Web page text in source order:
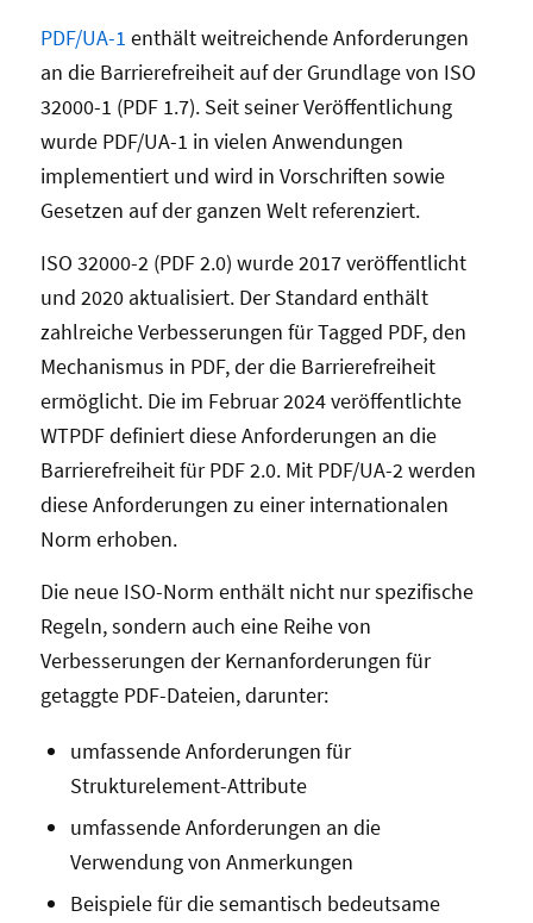
PDF/UA-1 enthält weitreichende Anforderungen
an die Barrierefreiheit auf der Grundlage von ISO
32000-1 (PDF 1.7). Seit seiner Veröffentlichung
wurde PDF/UA-1 in vielen Anwendungen
implementiert und wird in Vorschriften sowie
Gesetzen auf der ganzen Welt referenziert.
ISO 32000-2 (PDF 2.0) wurde 2017 veröffentlicht
und 2020 aktualisiert. Der Standard enthält
zahlreiche Verbesserungen für Tagged PDF, den
Mechanismus in PDF, der die Barrierefreiheit
ermöglicht. Die im Februar 2024 veröffentlichte
WTPDF definiert diese Anforderungen an die
Barrierefreiheit für PDF 2.0. Mit PDF/UA-2 werden
diese Anforderungen zu einer internationalen
Norm erhoben.
Die neue ISO-Norm enthält nicht nur spezifische
Regeln, sondern auch eine Reihe von
Verbesserungen der Kernanforderungen für
getaggte PDF-Dateien, darunter:
umfassende Anforderungen für
Strukturelement-Attribute
umfassende Anforderungen an die
Verwendung von Anmerkungen
Beispiele für die semantisch bedeutsame